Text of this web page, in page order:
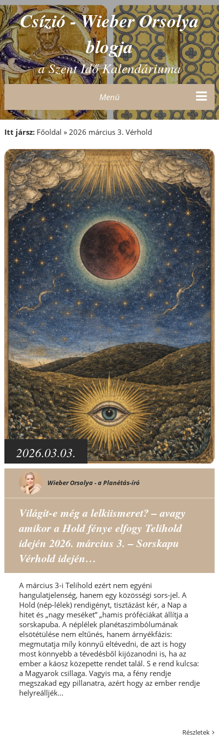
Csízió - Wieber Orsolya
blogja
a Szent Idő Kalendáriuma
Menü
Itt jársz: Főoldal » 2026 március 3. Vérhold
2026.03.03.
Wieber Orsolya - a Planétás-író
Világít-e még a lelkiismeret? – avagy
amikor a Hold fénye elfogy Telihold
idején 2026. március 3. – Sorskapu
Vérhold idején…
A március 3-i Telihold ezért nem egyéni
hangulatjelenség, hanem egy közösségi sors-jel. A
Hold (nép-lélek) rendigényt, tisztázást kér, a Nap a
hitet és „nagy meséket” „hamis próféciákat állítja a
sorskapuba. A néplélek planétaszimbólumának
elsötétülése nem eltűnés, hanem árnyékfázis:
megmutatja míly könnyű eltévedni, de azt is hogy
most könnyebb a tévedésből kijózanodni is, ha az
ember a káosz közepette rendet talál. S e rend kulcsa:
a Magyarok csillaga. Vagyis ma, a fény rendje
megszakad egy pillanatra, azért hogy az ember rendje
helyreálljék...
Részletek